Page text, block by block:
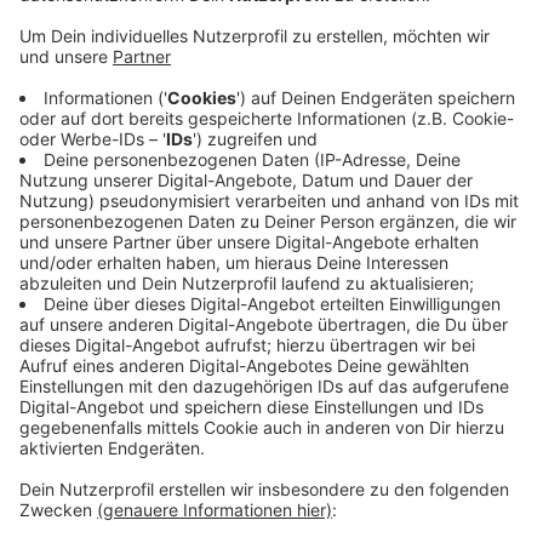
In Aachen hat es am Samstagabend einen Großeinsatz
der Polizei wegen eines Treffens der Auto-Tuning-
Szene gegeben. Nach Angaben der Polizei hat das
Treffen der Tuning-Szene mit 250 Fahrzeugen in
Belgien begonnen und sollte in Aachen fortgeführt
werden. Gegen 23 Uhr waren im Bereich der Breslauer
Straße immer wieder aufheulende Motoren zu hören.
Die Polizei konnte das Treffen vor Ort zuerst auflösen.
Die Tuner wollten dann weiter zum Blausteinsee in
Eschweiler fahren, aber auch das konnte die Polizei
verhindern. Schlussendlich endete das Treffen der
Tuner in Düren.
Anzeige